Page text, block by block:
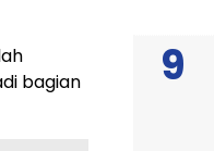
bagian